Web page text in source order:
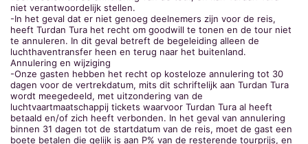
niet verantwoordelijk stellen.
-In het geval dat er niet genoeg deelnemers zijn voor de reis,
heeft Turdan Tura het recht om goodwill te tonen en de tour niet
te annuleren. In dit geval betreft de begeleiding alleen de
luchthaventransfer heen en terug naar het buitenland.
Annulering en wijziging
-Onze gasten hebben het recht op kosteloze annulering tot 30
dagen voor de vertrekdatum, mits dit schriftelijk aan Turdan Tura
wordt meegedeeld, met uitzondering van de
luchtvaartmaatschappij tickets waarvoor Turdan Tura al heeft
betaald en/of zich heeft verbonden. In het geval van annulering
binnen 31 dagen tot de startdatum van de reis, moet de gast een
boete betalen die gelijk is aan P% van de resterende tourprijs, en